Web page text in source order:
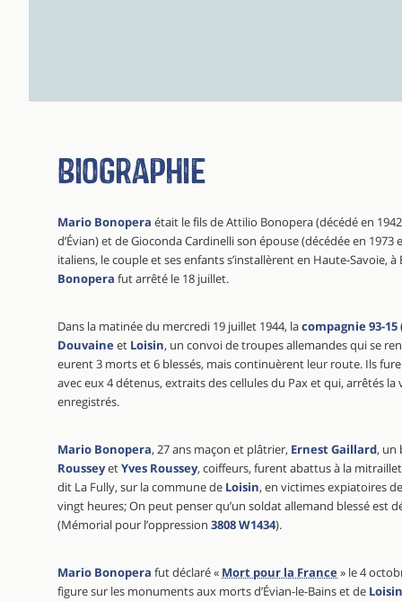
Biographie
Mario Bonopera était le fils de Attilio Bonopera (décédé en
d’Évian) et de Gioconda Cardinelli son épouse (décédée en
italiens, le couple et ses enfants s’installèrent en Haute-Savoie,
Bonopera fut arrêté le 18 juillet.
Dans la matinée du mercredi 19 juillet 1944, lacompagnie 93-15
Douvaineet Loisin, un convoi de troupes allemandes qui se
eurent 3 morts et 6 blessés, mais continuèrent leur route. Ils
avec eux 4 détenus, extraits des cellules du Pax et qui, arrêtés la
enregistrés.
Mario Bonopera, 27 ans maçon et plâtrier, Ernest Gaillard, un
RousseyetYves Roussey, coiffeurs, furent abattus à la
dit La Fully, sur la commune de Loisin, en victimes expiatoires
vingt heures; On peut penser qu’un soldat allemand blessé est
(Mémorial pour l’oppression 3808 W1434).
Mario Bonopera fut déclaré « Mort pour la France» le 4
figure sur les monuments aux morts d’Évian-le-Bains et de Loisin